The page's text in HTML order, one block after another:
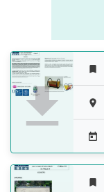




